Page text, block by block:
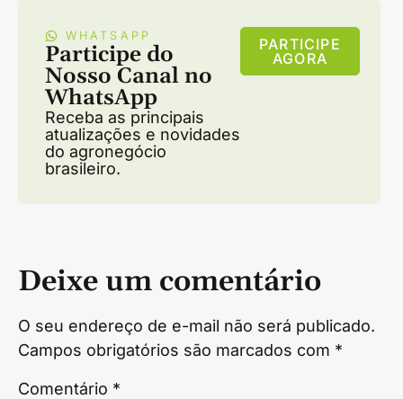
WHATSAPP
Participe do
Nosso Canal no
WhatsApp
Receba as principais
atualizações e novidades
do agronegócio
brasileiro.
PARTICIPE
AGORA
Deixe um comentário
O seu endereço de e-mail não será publicado.
Campos obrigatórios são marcados com *
Comentário *